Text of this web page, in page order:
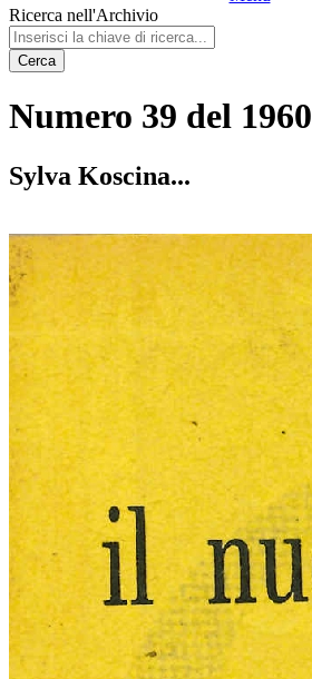
Ricerca nell'Archivio
Cerca
Numero 39 del 1960
Sylva Koscina...